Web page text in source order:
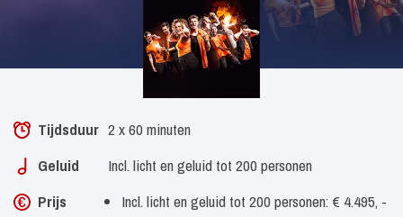
Tijdsduur 2 x 60 minuten
Geluid
Incl. licht en geluid tot 200 personen
Prijs
Incl. licht en geluid tot 200 personen: € 4.495, -